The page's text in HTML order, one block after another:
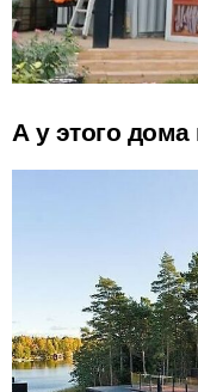
А у этого